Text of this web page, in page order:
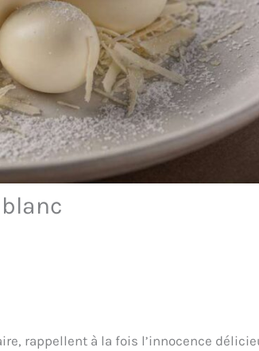
rappellent à la fois l’innocence